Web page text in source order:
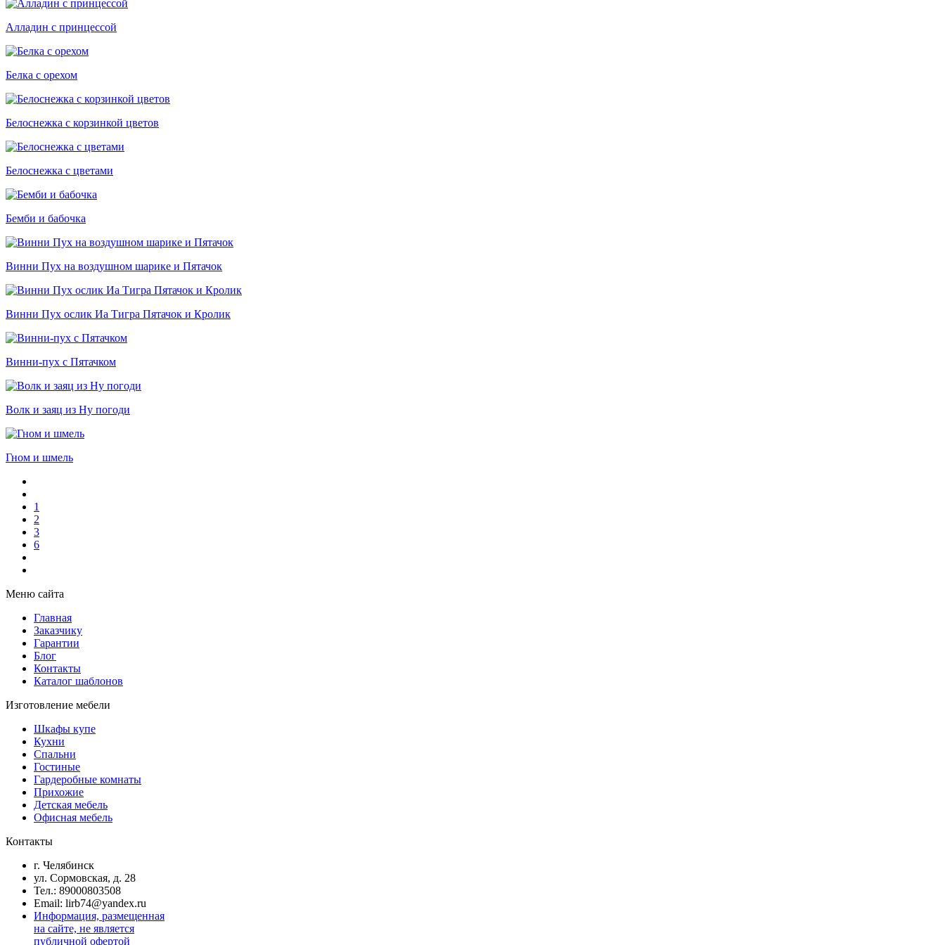
Алладин с принцессой
Белка с орехом
Белоснежка с корзинкой цветов
Белоснежка с цветами
Бемби и бабочка
Винни Пух на воздушном шарике и Пятачок
Винни Пух ослик Иа Тигра Пятачок и Кролик
Винни-пух с Пятачком
Волк и заяц из Ну погоди
Гном и шмель
1
2
3
6
Меню сайта
Главная
Заказчику
Гарантии
Блог
Контакты
Каталог шаблонов
Изготовление мебели
Шкафы купе
Кухни
Спальни
Гостиные
Гардеробные комнаты
Прихожие
Детская мебель
Офисная мебель
Контакты
г. Челябинск
ул. Сормовская, д. 28
Тел.: 89000803508
Email: lirb74@yandex.ru
Информация, размещенная
на сайте, не является
публичной офертой